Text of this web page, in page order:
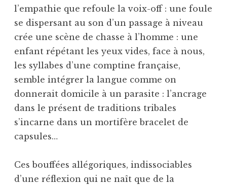
l’empathie que refoule la voix-off : une foule
se dispersant au son d’un passage à niveau
crée une scène de chasse à l’homme : une
enfant répétant les yeux vides, face à nous,
les syllabes d’une comptine française,
semble intégrer la langue comme on
donnerait domicile à un parasite : l’ancrage
dans le présent de traditions tribales
s’incarne dans un mortifère bracelet de
capsules…
Ces bouffées allégoriques, indissociables
d’une réflexion qui ne naît que de la